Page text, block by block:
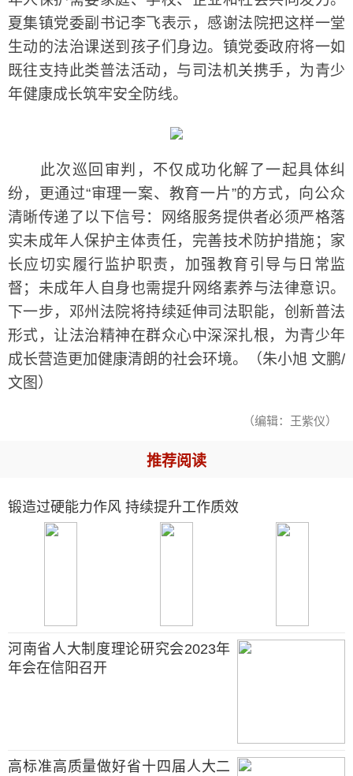
夏集镇党委副书记李飞表示，感谢法院把这样一堂
生动的法治课送到孩子们身边。镇党委政府将一如
既往支持此类普法活动，与司法机关携手，为青少
年健康成长筑牢安全防线。
此次巡回审判，不仅成功化解了一起具体纠
纷，更通过“审理一案、教育一片”的方式，向公众
清晰传递了以下信号：网络服务提供者必须严格落
实未成年人保护主体责任，完善技术防护措施；家
长应切实履行监护职责，加强教育引导与日常监
督；未成年人自身也需提升网络素养与法律意识。
下一步，邓州法院将持续延伸司法职能，创新普法
形式，让法治精神在群众心中深深扎根，为青少年
成长营造更加健康清朗的社会环境。（朱小旭 文鹏/
文图）
（编辑：王紫仪）
推荐阅读
锻造过硬能力作风 持续提升工作质效
河南省人大制度理论研究会2023年
年会在信阳召开
高标准高质量做好省十四届人大二